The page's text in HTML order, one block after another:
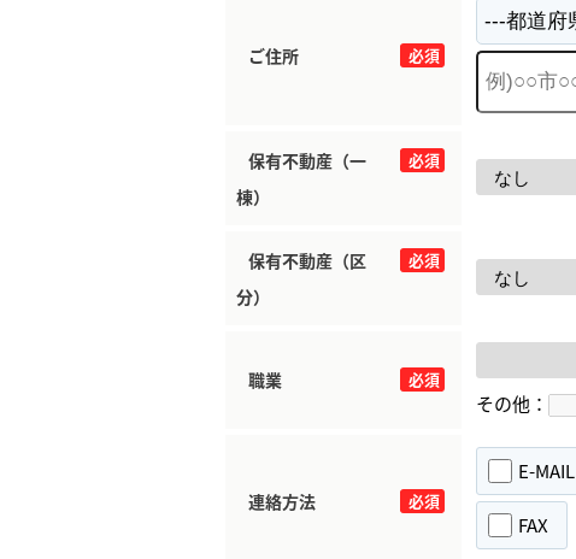
必須
ご住所
必須
保有不動産（一
棟）
必須
保有不動産（区
分）
必須
職業
その他：
必須
連絡方法
E-MAIL
FAX